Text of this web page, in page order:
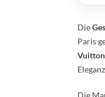
Die
Paris
Vuitton